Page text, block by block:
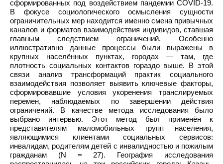
сформированных под воздействием пандемии COVID-19.
В фокусе социологического осмысления сущности
ограничительных мер находится именно смена привычных
каналов и форматов взаимодействия индивидов, ставшая
главным следствием ограничений. Особенно
иллюстративно данные процессы были выражены в
крупных населённых пунктах, городах — там, где
плотность социальных контактов гораздо выше. В этой
связи анализ трансформаций практик социального
взаимодействия позволяет выявить ключевые факторы,
сформировавшие условия укоренения транслируемых
перемен, наблюдаемых по завершении действия
ограничений. В качестве метода исследования было
выбрано интервью. Этот метод был применён к
представителям маломобильных групп населения,
являющимися клиентами социальных сервисов:
инвалидам, родителям детей с инвалидностью и пожилым
гражданам (N = 27). География исследования